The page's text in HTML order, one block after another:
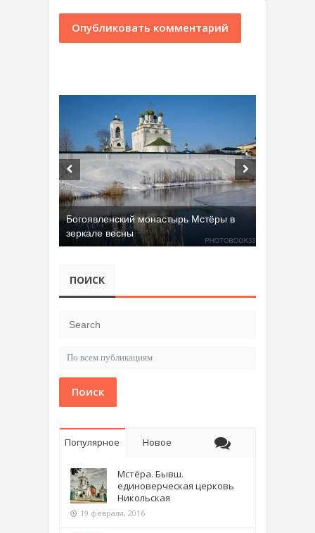
Богоявленский монастырь Мстёры в
зеркале весны
ПОИСК
Поиск
Популярное Новое
Мстёра. Бывш.
единоверческая церковь
Никольская
19 февраля, 2016